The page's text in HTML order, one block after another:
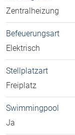
Zentralheizung
Befeuerungsart
Elektrisch
Stellplatzart
Freiplatz
Swimmingpool
Ja